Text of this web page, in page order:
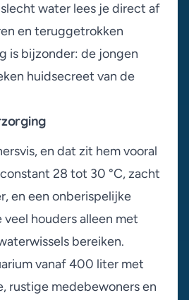
water lees je direct af
en teruggetrokken
is bijzonder: de jongen
huidsecreet van de
en dat zit hem vooral
28 tot 30 °C, zacht
en een onberispelijke
houders alleen met
bereiken.
vanaf 400 liter met
rustige medebewoners en